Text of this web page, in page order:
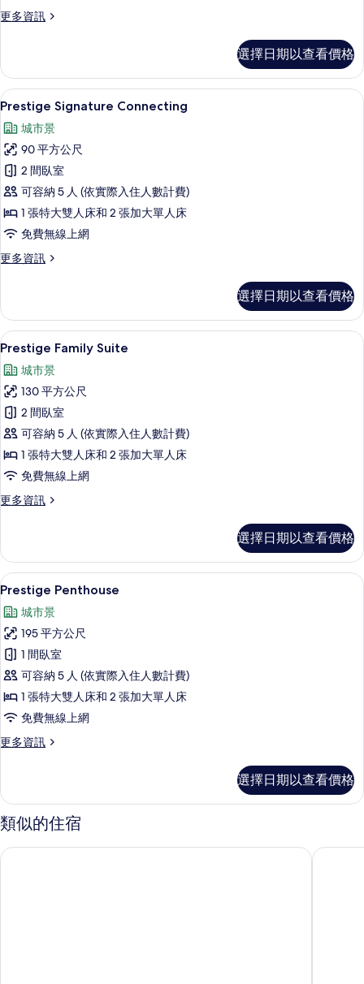
所
片
更多資訊
更
with
Onsen
Pass
詳
情
選擇日期以查看價格
顯
示
Prestige
Signature
Connecting
的
所
有
相
Prestige Signature Connecting | 客房
11
Prestige Signature Connecting
城市景
90 平方公尺
2 間臥室
可容納 5 人 (依實際入住人數計費)
1 張特大雙人床和 2 張加大單人床
免費無線上網
更多資訊
更
Connecting
的
詳
選擇日期以查看價格
顯
示
Prestige
Family
Suite
的
所
有
相
迷你吧、客房內保險箱、書桌、筆電
12
Prestige Family Suite
城市景
130 平方公尺
2 間臥室
可容納 5 人 (依實際入住人數計費)
1 張特大雙人床和 2 張加大單人床
免費無線上網
更多資訊
更
Suite
的
詳
選擇日期以查看價格
顯
示
Prestige
Penthouse
的
所
有
相
片
Prestige Penthouse | 起居區 | 55-吋
14
Prestige Penthouse
城市景
195 平方公尺
1 間臥室
可容納 5 人 (依實際入住人數計費)
1 張特大雙人床和 2 張加大單人床
免費無線上網
更多資訊
更
的
詳
情
選擇日期以查看價格
類似的住宿
拉差丹利中心點大飯店 中央世